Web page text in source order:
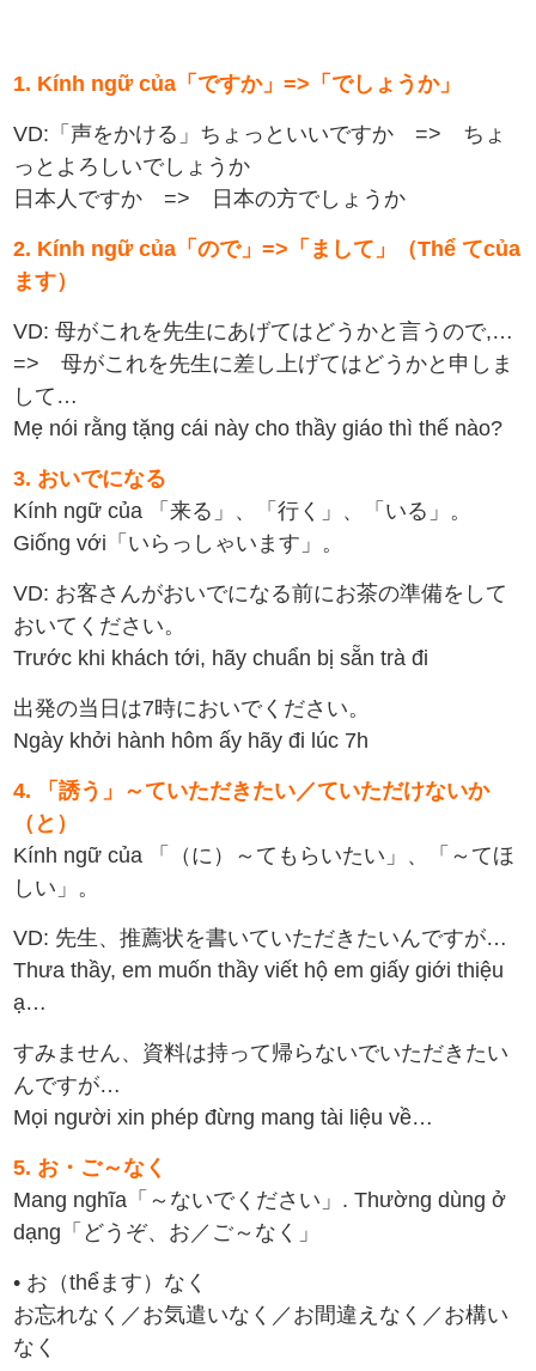
1. Kính ngữ của「ですか」=>「でしょうか」
VD:「声をかける」ちょっといいですか => ちょ
っとよろしいでしょうか
日本人ですか => 日本の方でしょうか
2. Kính ngữ của「ので」=>「まして」（Thể てcủa
ます）
VD: 母がこれを先生にあげてはどうかと言うので,…
=> 母がこれを先生に差し上げてはどうかと申しま
して…
Mẹ nói rằng tặng cái này cho thầy giáo thì thế nào?
3. おいでになる
Kính ngữ của 「来る」、「行く」、「いる」。
Giống với「いらっしゃいます」。
VD: お客さんがおいでになる前にお茶の準備をして
おいてください。
Trước khi khách tới, hãy chuẩn bị sẵn trà đi
出発の当日は7時においでください。
Ngày khởi hành hôm ấy hãy đi lúc 7h
4. 「誘う」～ていただきたい／ていただけないか
（と）
Kính ngữ của 「（に）～てもらいたい」、「～てほ
しい」。
VD: 先生、推薦状を書いていただきたいんですが…
Thưa thầy, em muốn thầy viết hộ em giấy giới thiệu
ạ…
すみません、資料は持って帰らないでいただきたい
んですが…
Mọi người xin phép đừng mang tài liệu về…
5. お・ご～なく
Mang nghĩa「～ないでください」. Thường dùng ở
dạng「どうぞ、お／ご～なく」
• お（thểます）なく
お忘れなく／お気遣いなく／お間違えなく／お構い
なく